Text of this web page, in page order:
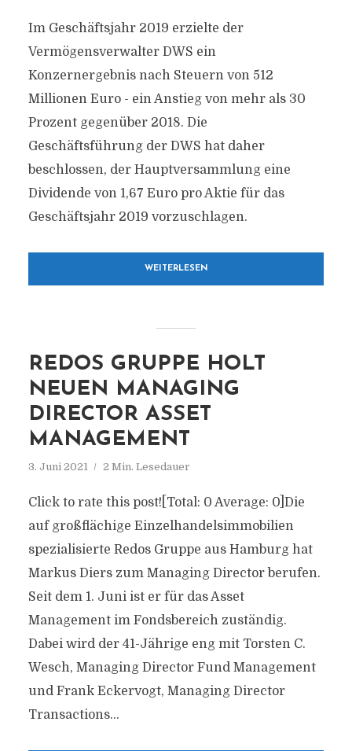
Im Geschäftsjahr 2019 erzielte der
Vermögensverwalter DWS ein
Konzernergebnis nach Steuern von 512
Millionen Euro - ein Anstieg von mehr als 30
Prozent gegenüber 2018. Die
Geschäftsführung der DWS hat daher
beschlossen, der Hauptversammlung eine
Dividende von 1,67 Euro pro Aktie für das
Geschäftsjahr 2019 vorzuschlagen.
WEITERLESEN
REDOS GRUPPE HOLT
NEUEN MANAGING
DIRECTOR ASSET
MANAGEMENT
3. Juni 2021 2 Min. Lesedauer
Click to rate this post![Total: 0 Average: 0]Die
auf großflächige Einzelhandelsimmobilien
spezialisierte Redos Gruppe aus Hamburg hat
Markus Diers zum Managing Director berufen.
Seit dem 1. Juni ist er für das Asset
Management im Fondsbereich zuständig.
Dabei wird der 41-Jährige eng mit Torsten C.
Wesch, Managing Director Fund Management
und Frank Eckervogt, Managing Director
Transactions...